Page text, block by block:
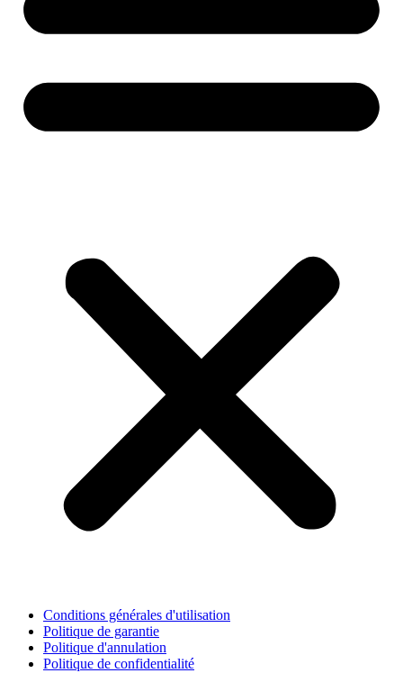
Conditions générales d'utilisation
Politique de garantie
Politique d'annulation
Politique de confidentialité